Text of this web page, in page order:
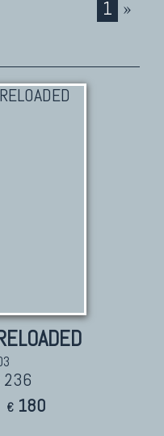
1 »
236
€ 180